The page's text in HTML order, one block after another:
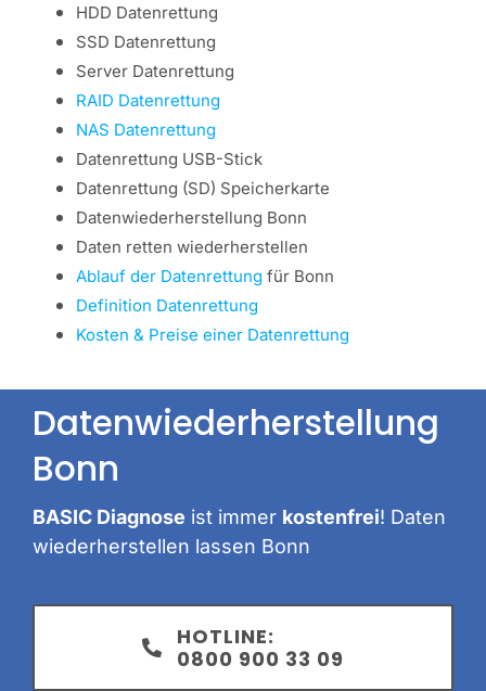
HDD Datenrettung
SSD Datenrettung
Server Datenrettung
RAID Datenrettung
NAS Datenrettung
Datenrettung USB-Stick
Datenrettung (SD) Speicherkarte
Datenwiederherstellung Bonn
Daten retten wiederherstellen
Ablauf der Datenrettung für Bonn
Definition Datenrettung
Kosten & Preise einer Datenrettung
Datenwiederherstellung
Bonn
BASIC Diagnose ist immer kostenfrei! Daten
wiederherstellen lassen Bonn
HOTLINE:
0800 900 33 09